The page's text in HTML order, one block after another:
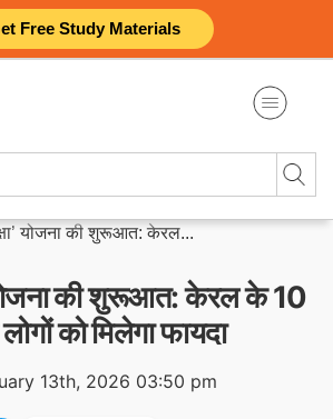
Free Study Materials
योजना की शुरूआत: केरल...
योजना की शुरूआत: केरल के 10
को मिलेगा फायदा
13th, 2026 03:50 pm